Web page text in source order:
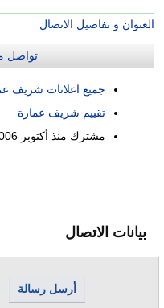
العنوان و تفاصيل الاتصال
تواصل
جميع اعلانات شريف
تقييم شريف عمارة
مشترك منذ أكتوبر 2006
بيانات الاتصال
أرسل رسالة